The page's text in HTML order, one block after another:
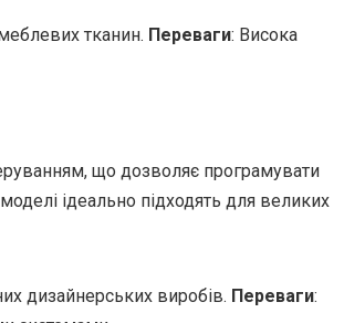
тканин. Переваги: Висока
що дозволяє програмувати
ідеально підходять для великих
дизайнерських виробів. Переваги: